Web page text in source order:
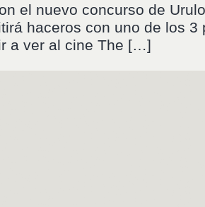
el nuevo concurso de
haceros con uno de los
a ver al cine The […]